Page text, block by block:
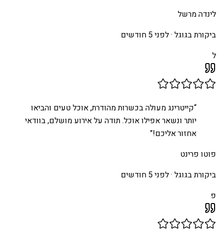
לינדה מרשל
ביקורת בגוגל ·לפני 5 חודשים
ל
“קייטרינג מעולה בכשרות מהודרת, אוכל טעים והביאו
יותר ונשאר אפילו אוכל. תודה על אירוע מושלם, בוודאי
אחזור אליכם!”
פוטו פרינט
ביקורת בגוגל ·לפני 5 חודשים
פ